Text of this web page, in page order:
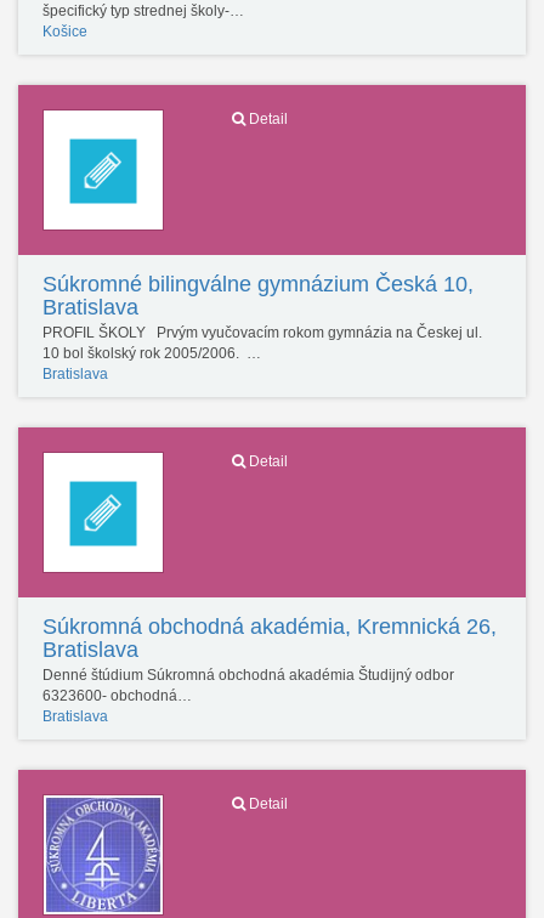
špecifický typ strednej školy-…
Košice
Detail
Súkromné bilingválne gymnázium Česká 10,
Bratislava
PROFIL ŠKOLY Prvým vyučovacím rokom gymnázia na Českej ul.
10 bol školský rok 2005/2006. …
Bratislava
Detail
Súkromná obchodná akadémia, Kremnická 26,
Bratislava
Denné štúdium Súkromná obchodná akadémia Študijný odbor
6323600- obchodná…
Bratislava
Detail